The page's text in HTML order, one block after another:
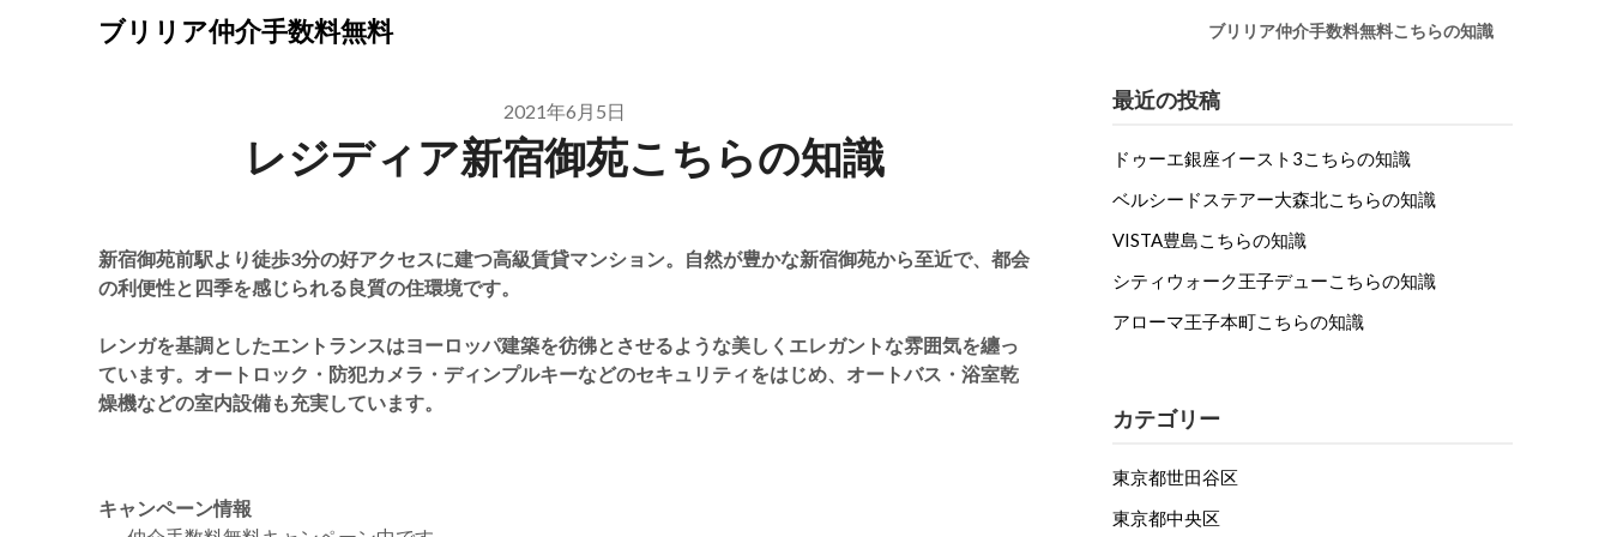
ブリリア仲介手数料無料 ブリリア仲介手数料無料こちらの知識
2021年6月5日
レジディア新宿御苑こちらの知識
新宿御苑前駅より徒歩3分の好アクセスに建つ高級賃貸マンション。自然が豊かな新宿御苑から至近で、都会
の利便性と四季を感じられる良質の住環境です。
レンガを基調としたエントランスはヨーロッパ建築を彷彿とさせるような美しくエレガントな雰囲気を纏っ
ています。オートロック・防犯カメラ・ディンプルキーなどのセキュリティをはじめ、オートバス・浴室乾
燥機などの室内設備も充実しています。
キャンペーン情報
最近の投稿
ドゥーエ銀座イースト3こちらの知識
ベルシードステアー大森北こちらの知識
VISTA豊島こちらの知識
シティウォーク王子デューこちらの知識
アローマ王子本町こちらの知識
カテゴリー
東京都世田谷区
東京都中央区